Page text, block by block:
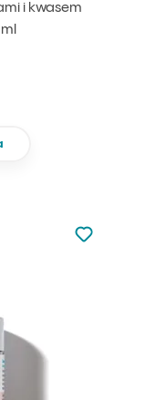
i kwasem
Nie dodano
Dodaj do